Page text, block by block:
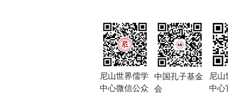
尼山世界儒学
中心微信公众
中国孔子基金
会
尼山
中心